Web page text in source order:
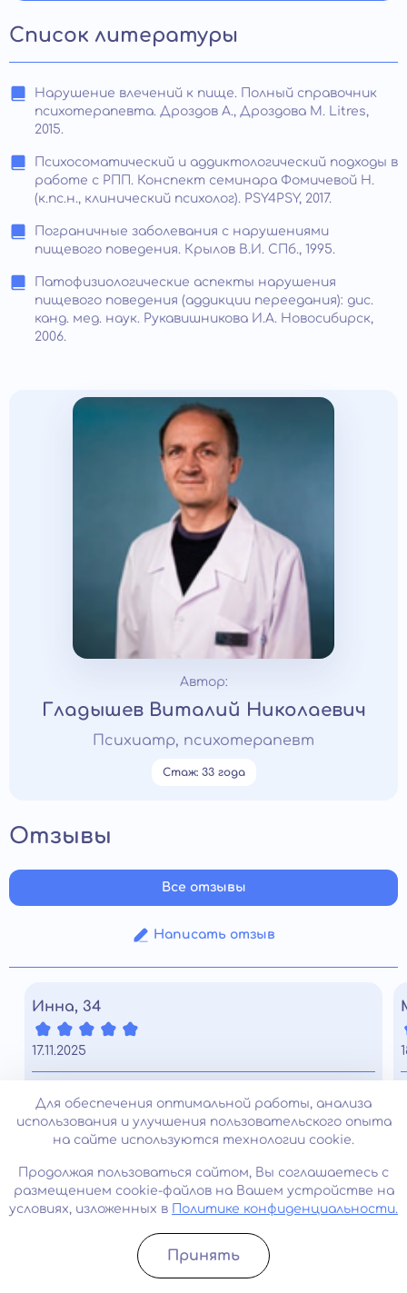
Список литературы
Нарушение влечений к пище. Полный справочник
психотерапевта. Дроздов А., Дроздова М. Litres,
2015.
Психосоматический и аддиктологический подходы в
работе с РПП. Конспект семинара Фомичевой Н.
(к.пс.н., клинический психолог). PSY4PSY, 2017.
Пограничные заболевания с нарушениями
пищевого поведения. Крылов В.И. СПб., 1995.
Патофизиологические аспекты нарушения
пищевого поведения (аддикции переедания): дис.
канд. мед. наук. Рукавишникова И.А. Новосибирск,
2006.
Автор:
Гладышев Виталий Николаевич
Психиатр, психотерапевт
Стаж: 33 года
Отзывы
Написать отзыв
Все отзывы
Инна, 34
17.11.2025
бумагу. Испугалась, обратились за лечением
аллотриофагии. Врач объяснил, с чем это может
быть связано. Назначили обследование, потом
начала уходить.
Часто задаваемые вопросы
Записатьcя
Для обеспечения оптимальной работы, анализа
использования и улучшения пользовательского опыта
на сайте используются технологии cookie.
Продолжая пользоваться сайтом, Вы соглашаетесь с
размещением cookie-файлов на Вашем устройстве на
условиях, изложенных в
Политике конфиденциальности.
Принять